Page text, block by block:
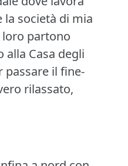
la società di mia
loro partono
alla Casa degli
passare il fine-
rilassato,